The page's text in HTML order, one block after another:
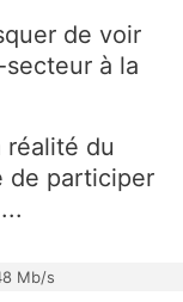
de voir
à la
réalité du
de participer
Mb/s